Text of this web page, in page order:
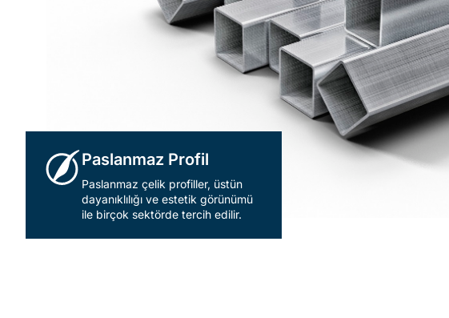
Paslanmaz Profil
Paslanmaz çelik profiller, üstün
dayanıklılığı ve estetik görünümü
ile birçok sektörde tercih edilir.